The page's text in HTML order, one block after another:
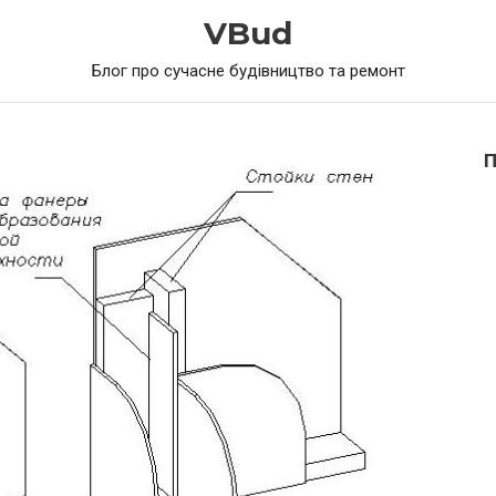
VBud
Блог про сучасне будівництво та ремонт